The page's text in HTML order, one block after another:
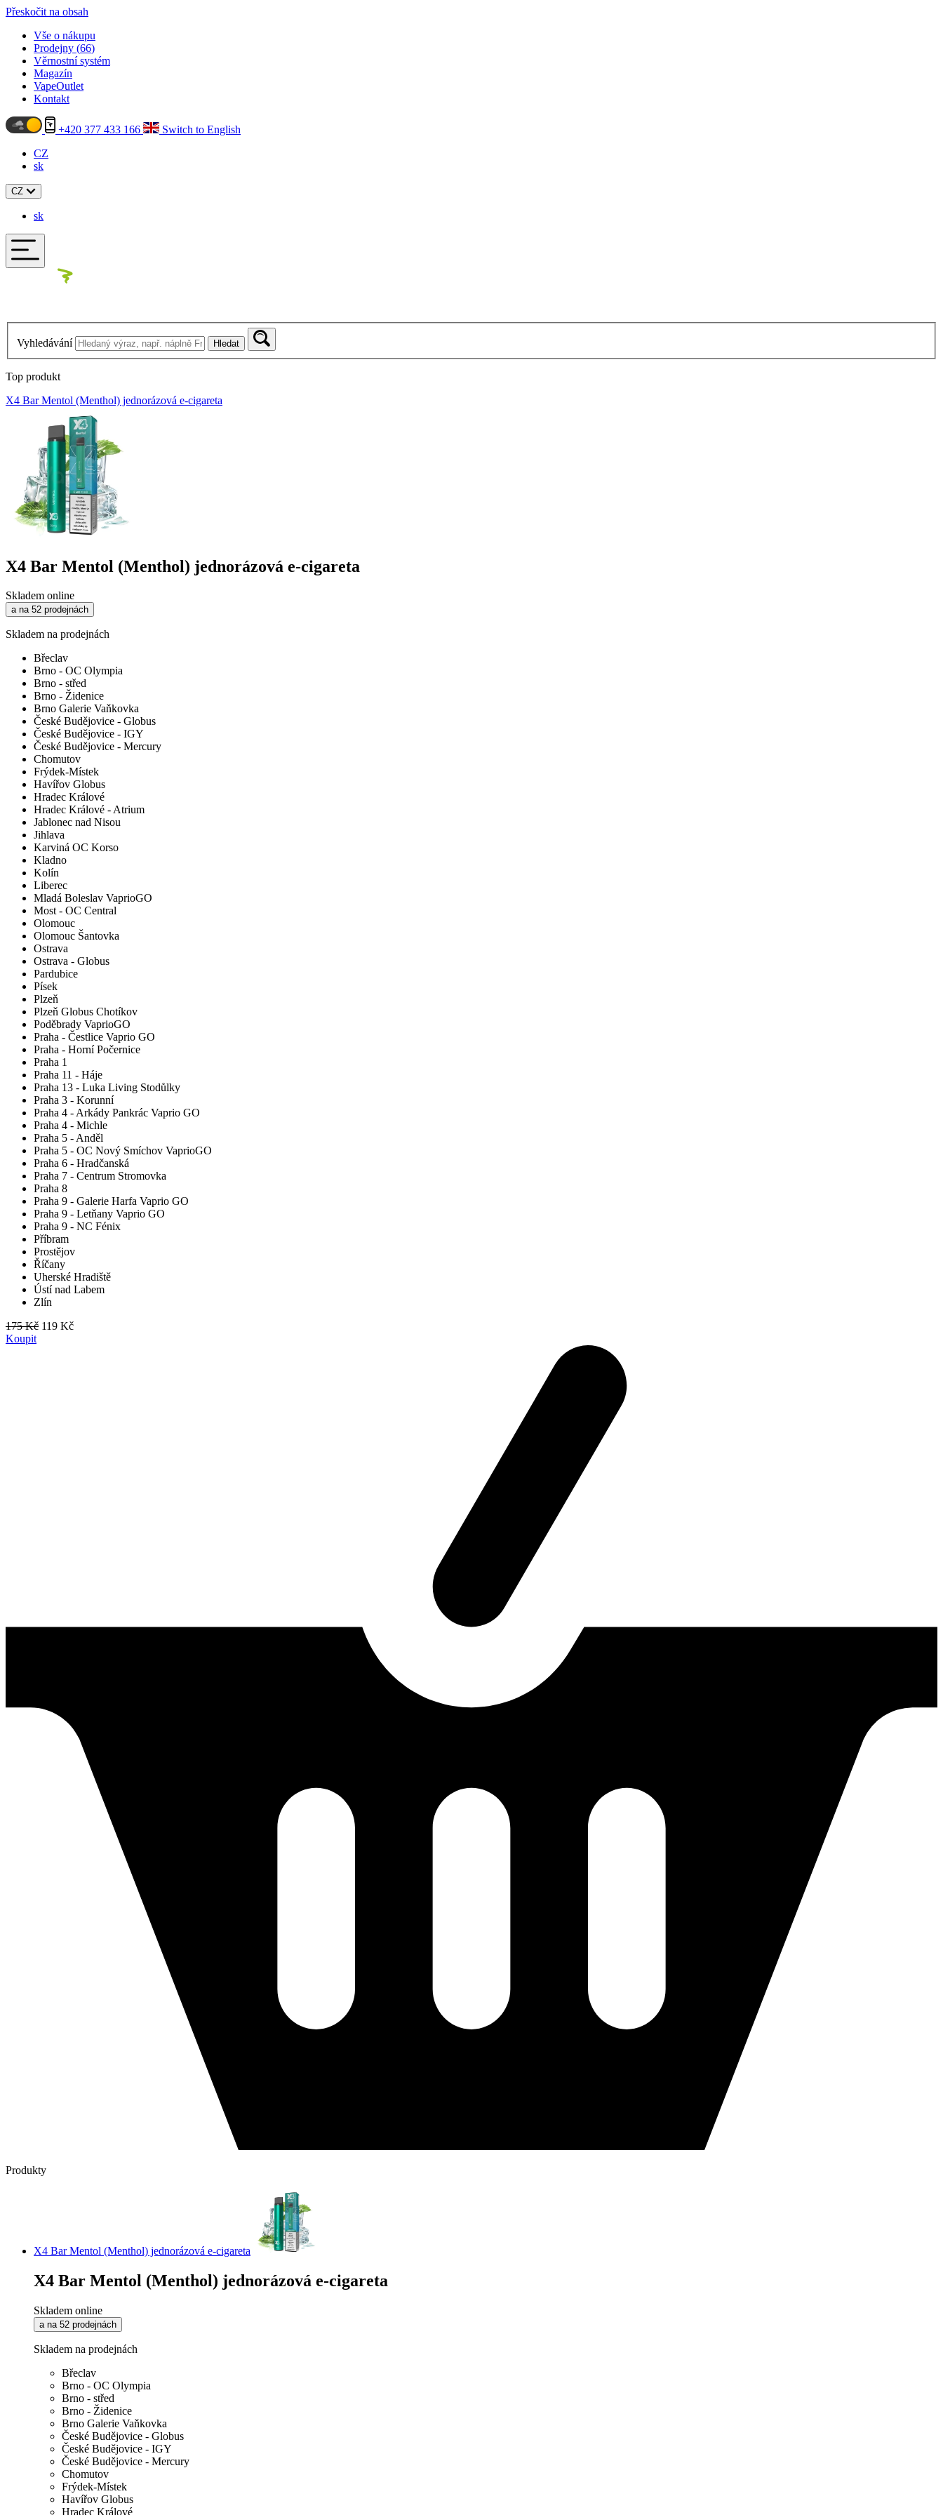
Přeskočit na obsah
Vše o nákupu
Prodejny (66)
Věrnostní systém
Magazín
VapeOutlet
Kontakt
+420 377 433 166
Switch to English
CZ
sk
CZ
sk
Vyhledávání Hledat
Top produkt
X4 Bar Mentol (Menthol) jednorázová e-cigareta
X4 Bar Mentol (Menthol) jednorázová e-cigareta
Skladem online
a na 52 prodejnách
Skladem na prodejnách
Břeclav
Brno - OC Olympia
Brno - střed
Brno - Židenice
Brno Galerie Vaňkovka
České Budějovice - Globus
České Budějovice - IGY
České Budějovice - Mercury
Chomutov
Frýdek-Místek
Havířov Globus
Hradec Králové
Hradec Králové - Atrium
Jablonec nad Nisou
Jihlava
Karviná OC Korso
Kladno
Kolín
Liberec
Mladá Boleslav VaprioGO
Most - OC Central
Olomouc
Olomouc Šantovka
Ostrava
Ostrava - Globus
Pardubice
Písek
Plzeň
Plzeň Globus Chotíkov
Poděbrady VaprioGO
Praha - Čestlice Vaprio GO
Praha - Horní Počernice
Praha 1
Praha 11 - Háje
Praha 13 - Luka Living Stodůlky
Praha 3 - Korunní
Praha 4 - Arkády Pankrác Vaprio GO
Praha 4 - Michle
Praha 5 - Anděl
Praha 5 - OC Nový Smíchov VaprioGO
Praha 6 - Hradčanská
Praha 7 - Centrum Stromovka
Praha 8
Praha 9 - Galerie Harfa Vaprio GO
Praha 9 - Letňany Vaprio GO
Praha 9 - NC Fénix
Příbram
Prostějov
Říčany
Uherské Hradiště
Ústí nad Labem
Zlín
175 Kč 119 Kč
Koupit
Produkty
X4 Bar Mentol (Menthol) jednorázová e-cigareta
X4 Bar Mentol (Menthol) jednorázová e-cigareta
Skladem online
a na 52 prodejnách
Skladem na prodejnách
Břeclav
Brno - OC Olympia
Brno - střed
Brno - Židenice
Brno Galerie Vaňkovka
České Budějovice - Globus
České Budějovice - IGY
České Budějovice - Mercury
Chomutov
Frýdek-Místek
Havířov Globus
Hradec Králové